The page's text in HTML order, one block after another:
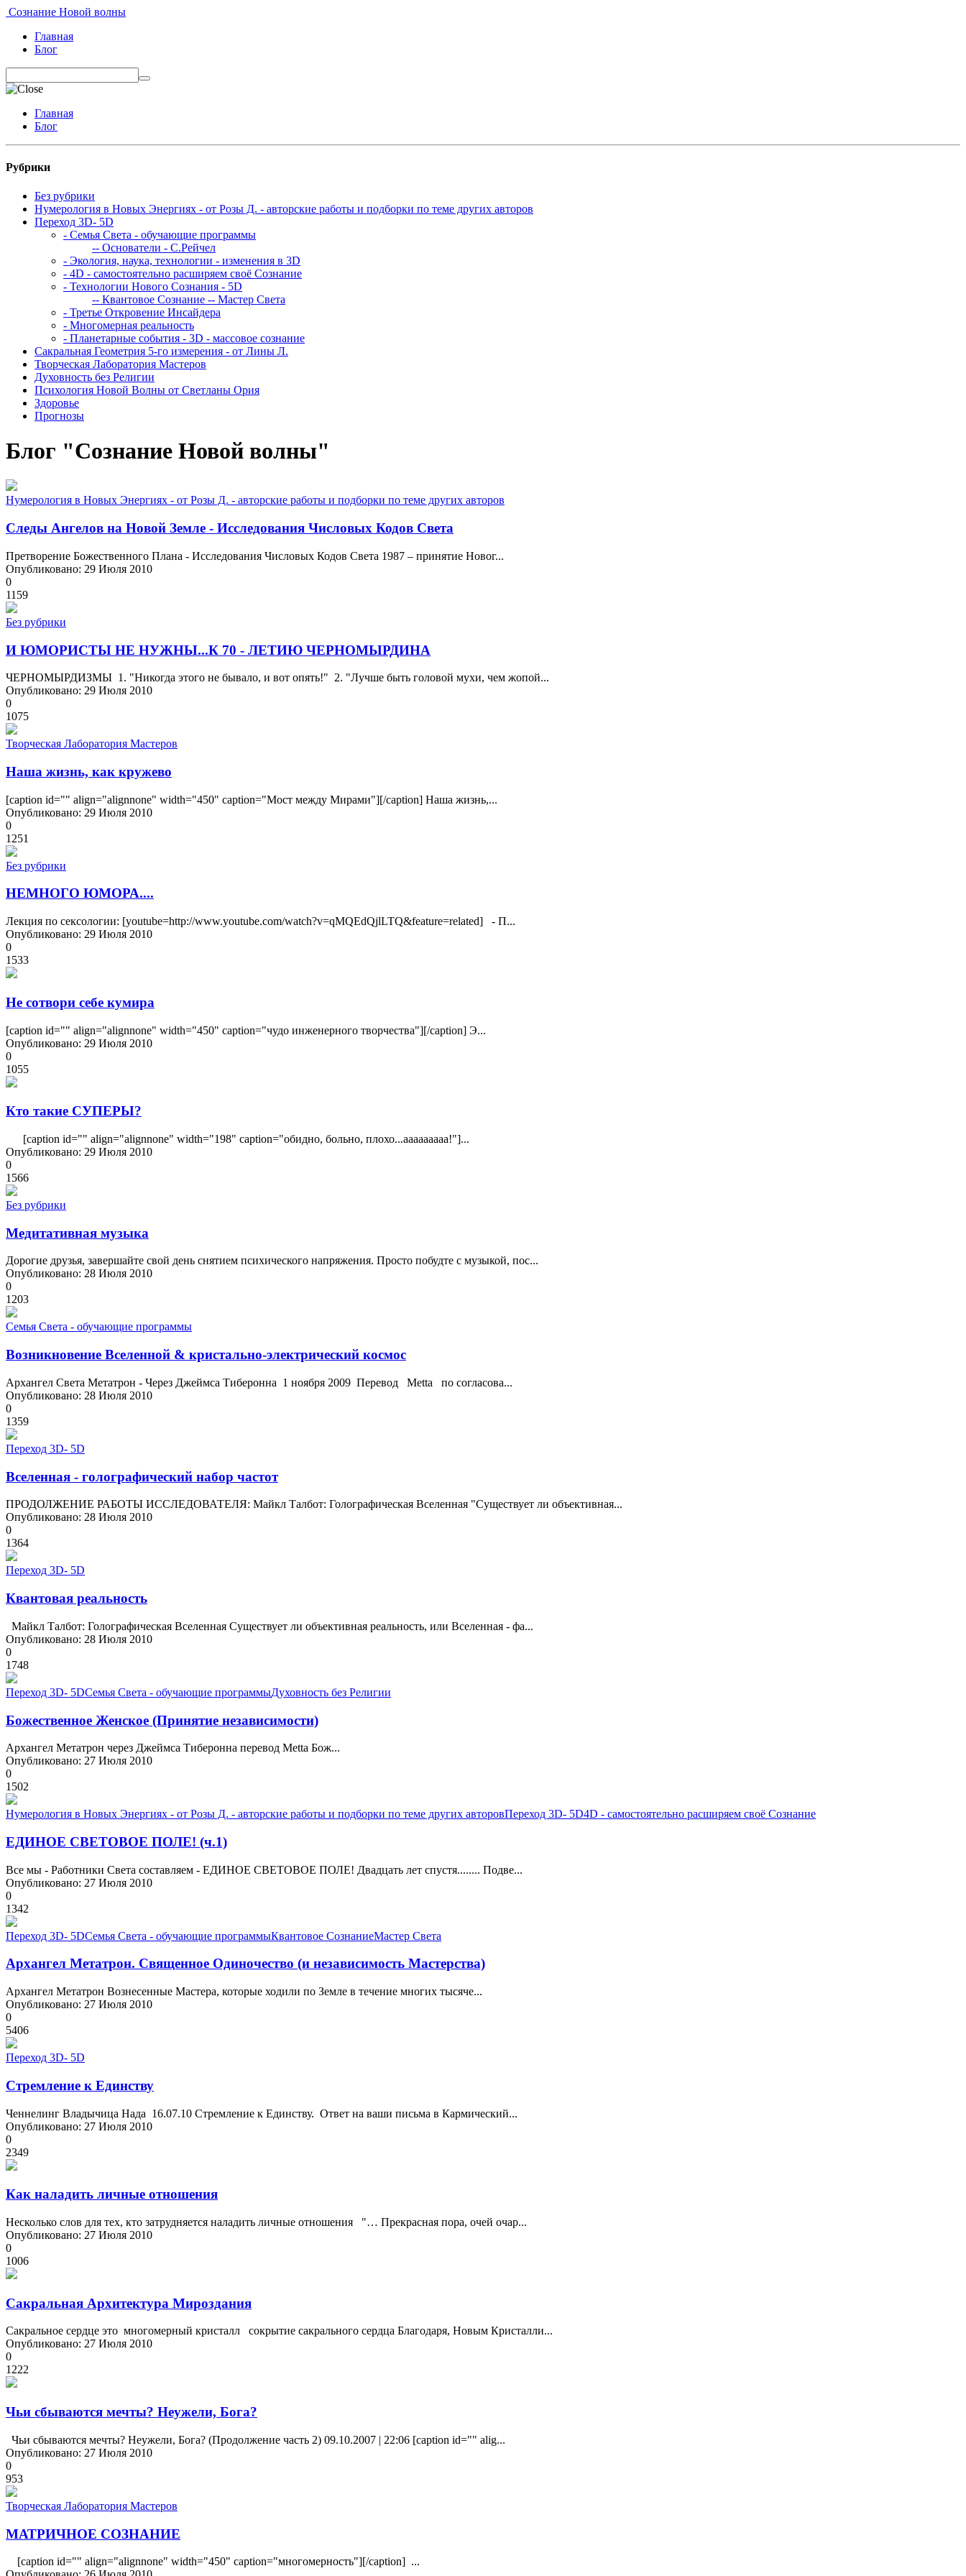
Сознание Новой волны
Главная
Блог
Главная
Блог
Рубрики
Без рубрики
Нумерология в Новых Энергиях - от Розы Д. - авторские работы и подборки по теме других авторов
Переход 3D- 5D
- Семья Света - обучающие программы
-- Основатели - С.Рейчел
- Экология, наука, технологии - изменения в 3D
- 4D - самостоятельно расширяем своё Сознание
- Технологии Нового Сознания - 5D
-- Квантовое Сознание -- Мастер Света
- Третье Откровение Инсайдера
- Многомерная реальность
- Планетарные события - 3D - массовое сознание
Сакральная Геометрия 5-го измерения - от Лины Л.
Творческая Лаборатория Мастеров
Духовность без Религии
Психология Новой Волны от Светланы Ория
Здоровье
Прогнозы
Блог "Сознание Новой волны"
Нумерология в Новых Энергиях - от Розы Д. - авторские работы и подборки по теме других авторов
Следы Ангелов на Новой Земле - Исследования Числовых Кодов Света
Претворение Божественного Плана - Исследования Числовых Кодов Света 1987 – принятие Новог...
Опубликовано: 29 Июля 2010
0
1159
Без рубрики
И ЮМОРИСТЫ НЕ НУЖНЫ...К 70 - ЛЕТИЮ ЧЕРНОМЫРДИНА
ЧЕРНОМЫРДИЗМЫ 1. "Никогда этого не бывало, и вот опять!" 2. "Лучше быть головой мухи, чем жопой...
Опубликовано: 29 Июля 2010
0
1075
Творческая Лаборатория Мастеров
Наша жизнь, как кружево
[caption id="" align="alignnone" width="450" caption="Мост между Мирами"][/caption] Наша жизнь,...
Опубликовано: 29 Июля 2010
0
1251
Без рубрики
НЕМНОГО ЮМОРА....
Лекция по сексологии: [youtube=http://www.youtube.com/watch?v=qMQEdQjlLTQ&feature=related] - П...
Опубликовано: 29 Июля 2010
0
1533
Не сотвори себе кумира
[caption id="" align="alignnone" width="450" caption="чудо инженерного творчества"][/caption] Э...
Опубликовано: 29 Июля 2010
0
1055
Кто такие СУПЕРЫ?
[caption id="" align="alignnone" width="198" caption="обидно, больно, плохо...ааааааааа!"]...
Опубликовано: 29 Июля 2010
0
1566
Без рубрики
Медитативная музыка
Дорогие друзья, завершайте свой день снятием психического напряжения. Просто побудте с музыкой, пос...
Опубликовано: 28 Июля 2010
0
1203
Семья Света - обучающие программы
Возникновение Вселенной & кристально-электрический космос
Архангел Света Метатрон - Через Джеймса Тиберонна 1 ноября 2009 Перевод Metta по согласова...
Опубликовано: 28 Июля 2010
0
1359
Переход 3D- 5D
Вселенная - голографический набор частот
ПРОДОЛЖЕНИЕ РАБОТЫ ИССЛЕДОВАТЕЛЯ: Майкл Талбот: Голографическая Вселенная "Существует ли объективная...
Опубликовано: 28 Июля 2010
0
1364
Переход 3D- 5D
Квантовая реальность
Майкл Талбот: Голографическая Вселенная Существует ли объективная реальность, или Вселенная - фа...
Опубликовано: 28 Июля 2010
0
1748
Переход 3D- 5DСемья Света - обучающие программыДуховность без Религии
Божественное Женское (Принятие независимости)
Архангел Метатрон через Джеймса Тиберонна перевод Metta Бож...
Опубликовано: 27 Июля 2010
0
1502
Нумерология в Новых Энергиях - от Розы Д. - авторские работы и подборки по теме других авторовПереход 3D- 5D4D - самостоятельно расширяем своё Сознание
ЕДИНОЕ СВЕТОВОЕ ПОЛЕ! (ч.1)
Все мы - Работники Света составляем - ЕДИНОЕ СВЕТОВОЕ ПОЛЕ! Двадцать лет спустя........ Подве...
Опубликовано: 27 Июля 2010
0
1342
Переход 3D- 5DСемья Света - обучающие программыКвантовое СознаниеМастер Света
Архангел Метатрон. Священное Одиночество (и независимость Мастерства)
Архангел Метатрон Вознесенные Мастера, которые ходили по Земле в течение многих тысяче...
Опубликовано: 27 Июля 2010
0
5406
Переход 3D- 5D
Стремление к Единству
Ченнелинг Владычица Нада 16.07.10 Стремление к Единству. Ответ на ваши письма в Кармический...
Опубликовано: 27 Июля 2010
0
2349
Как наладить личные отношения
Несколько слов для тех, кто затрудняется наладить личные отношения "… Прекрасная пора, очей очар...
Опубликовано: 27 Июля 2010
0
1006
Сакральная Архитектура Мироздания
Сакральное сердце это многомерный кристалл сокрытие сакрального сердца Благодаря, Новым Кристалли...
Опубликовано: 27 Июля 2010
0
1222
Чьи сбываются мечты? Неужели, Бога?
Чьи сбываются мечты? Неужели, Бога? (Продолжение часть 2) 09.10.2007 | 22:06 [caption id="" alig...
Опубликовано: 27 Июля 2010
0
953
Творческая Лаборатория Мастеров
МАТРИЧНОЕ СОЗНАНИЕ
[caption id="" align="alignnone" width="450" caption="многомерность"][/caption] ...